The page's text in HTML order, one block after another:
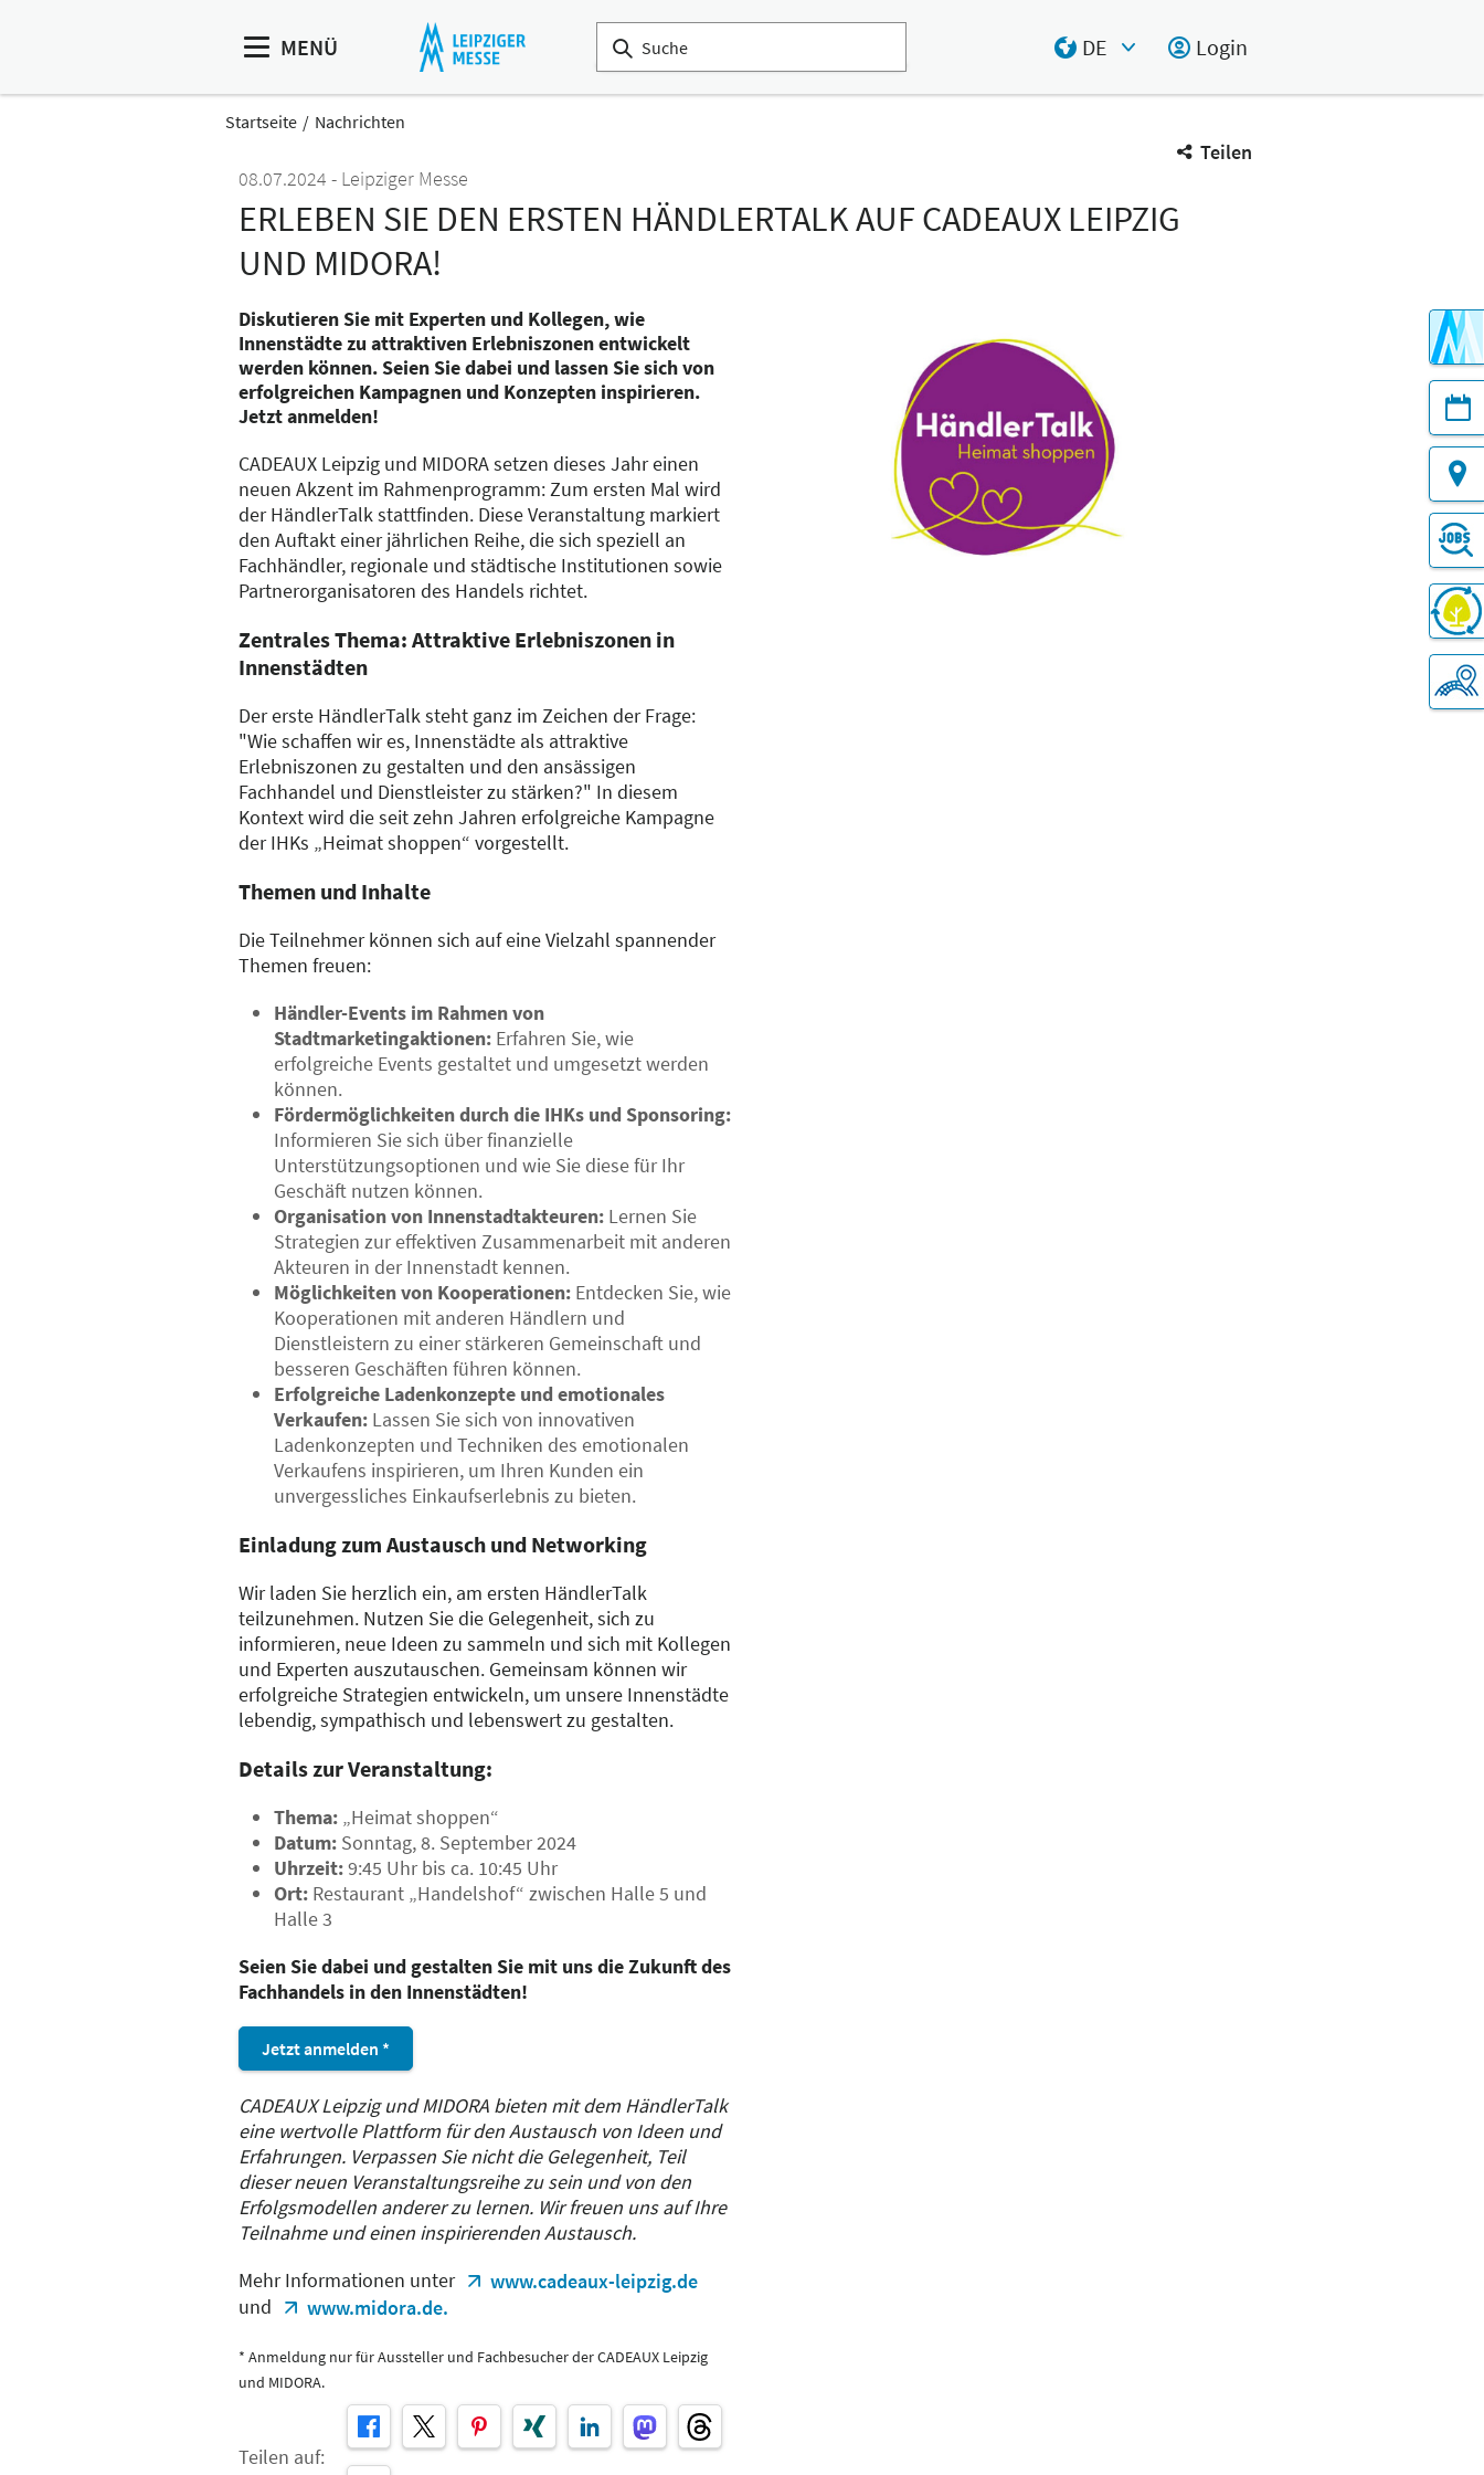
MENÜ
DE
Login
Startseite Nachrichten
Teilen
08.07.2024
Leipziger Messe
ERLEBEN SIE DEN ERSTEN HÄNDLERTALK AUF CADEAUX LEIPZIG
UND MIDORA!
Diskutieren Sie mit Experten und Kollegen, wie
Innenstädte zu attraktiven Erlebniszonen entwickelt
werden können. Seien Sie dabei und lassen Sie sich von
erfolgreichen Kampagnen und Konzepten inspirieren.
Jetzt anmelden!
CADEAUX Leipzig und MIDORA setzen dieses Jahr einen
neuen Akzent im Rahmenprogramm: Zum ersten Mal wird
der HändlerTalk stattfinden. Diese Veranstaltung markiert
den Auftakt einer jährlichen Reihe, die sich speziell an
Fachhändler, regionale und städtische Institutionen sowie
Partnerorganisatoren des Handels richtet.
Zentrales Thema: Attraktive Erlebniszonen in
Innenstädten
Der erste HändlerTalk steht ganz im Zeichen der Frage:
"Wie schaffen wir es, Innenstädte als attraktive
Erlebniszonen zu gestalten und den ansässigen
Fachhandel und Dienstleister zu stärken?" In diesem
Kontext wird die seit zehn Jahren erfolgreiche Kampagne
der IHKs „Heimat shoppen“ vorgestellt.
Themen und Inhalte
Die Teilnehmer können sich auf eine Vielzahl spannender
Themen freuen:
Händler-Events im Rahmen von
Stadtmarketingaktionen: Erfahren Sie, wie
erfolgreiche Events gestaltet und umgesetzt werden
können.
Fördermöglichkeiten durch die IHKs und Sponsoring:
Informieren Sie sich über finanzielle
Unterstützungsoptionen und wie Sie diese für Ihr
Geschäft nutzen können.
Organisation von Innenstadtakteuren: Lernen Sie
Strategien zur effektiven Zusammenarbeit mit anderen
Akteuren in der Innenstadt kennen.
Möglichkeiten von Kooperationen: Entdecken Sie, wie
Kooperationen mit anderen Händlern und
Dienstleistern zu einer stärkeren Gemeinschaft und
besseren Geschäften führen können.
Erfolgreiche Ladenkonzepte und emotionales
Verkaufen: Lassen Sie sich von innovativen
Ladenkonzepten und Techniken des emotionalen
Verkaufens inspirieren, um Ihren Kunden ein
unvergessliches Einkaufserlebnis zu bieten.
Einladung zum Austausch und Networking
Wir laden Sie herzlich ein, am ersten HändlerTalk
teilzunehmen. Nutzen Sie die Gelegenheit, sich zu
informieren, neue Ideen zu sammeln und sich mit Kollegen
und Experten auszutauschen. Gemeinsam können wir
erfolgreiche Strategien entwickeln, um unsere Innenstädte
lebendig, sympathisch und lebenswert zu gestalten.
Details zur Veranstaltung:
Thema: „Heimat shoppen“
Datum: Sonntag, 8. September 2024
Uhrzeit:9:45 Uhr bis ca. 10:45 Uhr
Ort: Restaurant „Handelshof“ zwischen Halle 5 und
Halle 3
Seien Sie dabei und gestalten Sie mit uns die Zukunft des
Fachhandels in den Innenstädten!
Jetzt anmelden *
CADEAUX Leipzig und MIDORA bieten mit dem HändlerTalk
eine wertvolle Plattform für den Austausch von Ideen und
Erfahrungen. Verpassen Sie nicht die Gelegenheit, Teil
dieser neuen Veranstaltungsreihe zu sein und von den
Erfolgsmodellen anderer zu lernen. Wir freuen uns auf Ihre
Teilnahme und einen inspirierenden Austausch.
Mehr Informationen unter
www.cadeaux-leipzig.de
und
www.midora.de.
* Anmeldung nur für Aussteller und Fachbesucher der CADEAUX Leipzig
und MIDORA.
Teilen auf: